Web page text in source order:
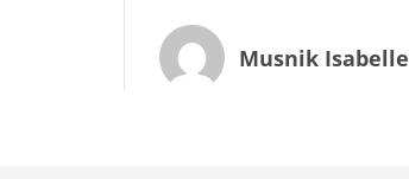
Musnik Isabelle